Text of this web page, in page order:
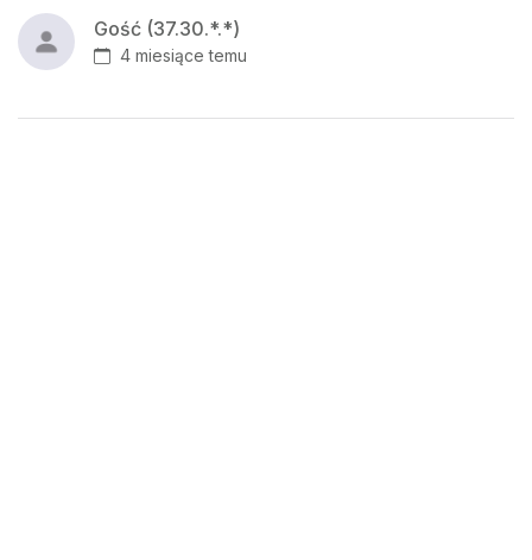
Gość (37.30.*.*)
4 miesiące temu